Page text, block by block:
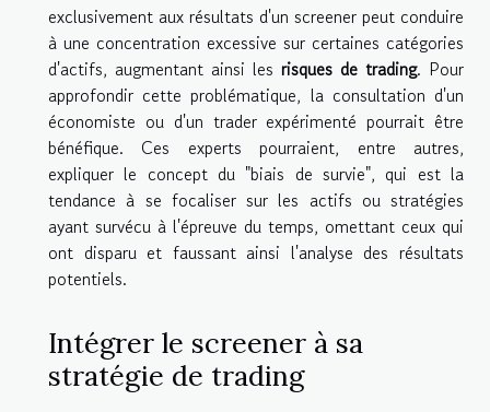
exclusivement aux résultats d'un screener peut conduire
à une concentration excessive sur certaines catégories
d'actifs, augmentant ainsi les risques de trading. Pour
approfondir cette problématique, la consultation d'un
économiste ou d'un trader expérimenté pourrait être
bénéfique. Ces experts pourraient, entre autres,
expliquer le concept du "biais de survie", qui est la
tendance à se focaliser sur les actifs ou stratégies
ayant survécu à l'épreuve du temps, omettant ceux qui
ont disparu et faussant ainsi l'analyse des résultats
potentiels.
Intégrer le screener à sa
stratégie de trading